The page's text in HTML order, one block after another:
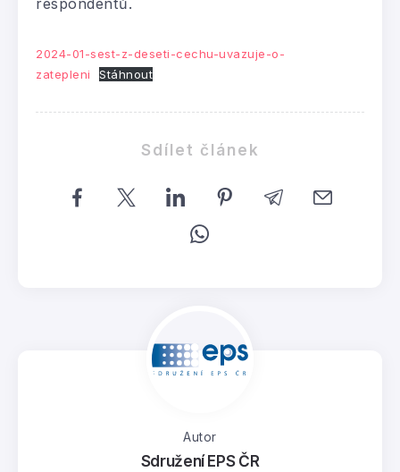
respondentů.
2024-01-sest-z-deseti-cechu-uvazuje-o-
zatepleni
Stáhnout
Sdílet článek
Autor
Sdružení EPS ČR